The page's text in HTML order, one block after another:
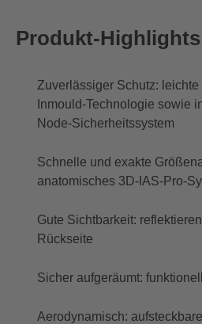
Produkt-Highlights
Zuverlässiger Schutz:
Inmould-Technologie sowie
Node-Sicherheitssystem
Schnelle und exakte
anatomisches 3D-IAS-Pro-
Gute Sichtbarkeit:
Rückseite
Sicher aufgeräumt:
Aerodynamisch: